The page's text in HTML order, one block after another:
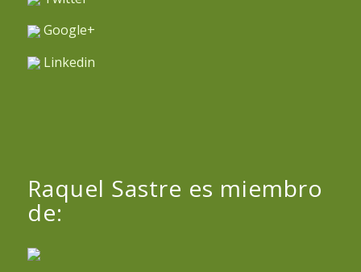
Google+
Linkedin
Raquel Sastre es miembro
de: